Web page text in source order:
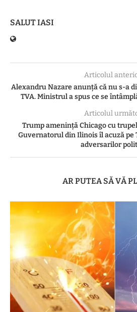
SALUT IASI
Articolul
Alexandru Nazare anunță că nu s-a
TVA. Ministrul a spus ce se
Articolul
Trump amenință Chicago cu
Guvernatorul din Ilinois îl acuză pe
adversarilor
AR PUTEA SĂ VĂ